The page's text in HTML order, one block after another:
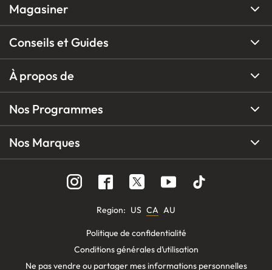
Magasiner
Conseils et Guides
À propos de
Nos Programmes
Nos Marques
Region: US CA AU
Politique de confidentialité
Conditions générales d’utilisation
Ne pas vendre ou partager mes informations personnelles